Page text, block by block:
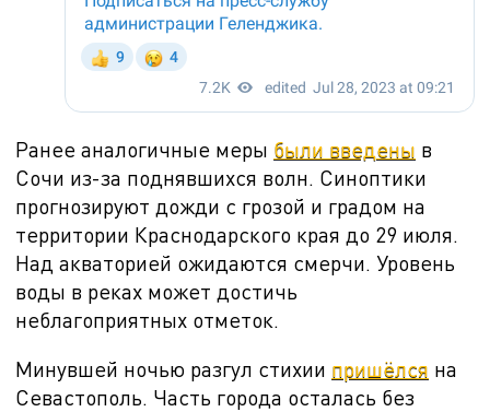
Ранее аналогичные меры были введены в
Сочи из-за поднявшихся волн. Синоптики
прогнозируют дожди с грозой и градом на
территории Краснодарского края до 29 июля.
Над акваторией ожидаются смерчи. Уровень
воды в реках может достичь
неблагоприятных отметок.
Минувшей ночью разгул стихии пришёлся на
Севастополь. Часть города осталась без